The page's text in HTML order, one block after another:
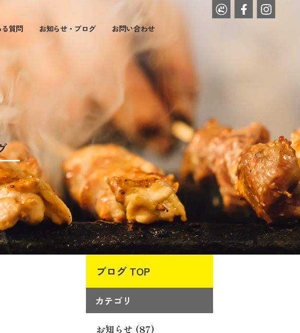
質問 お知らせ・ブログ お問い合わせ
ブログ TOP
カテゴリ
お知らせ (87)